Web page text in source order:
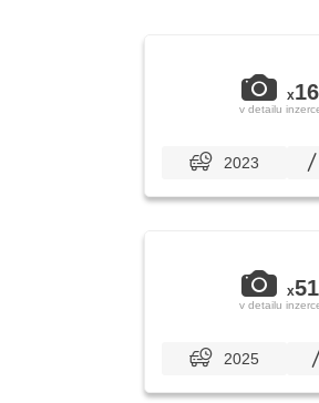
x16
v detailu
2023
x51
v detailu
2025